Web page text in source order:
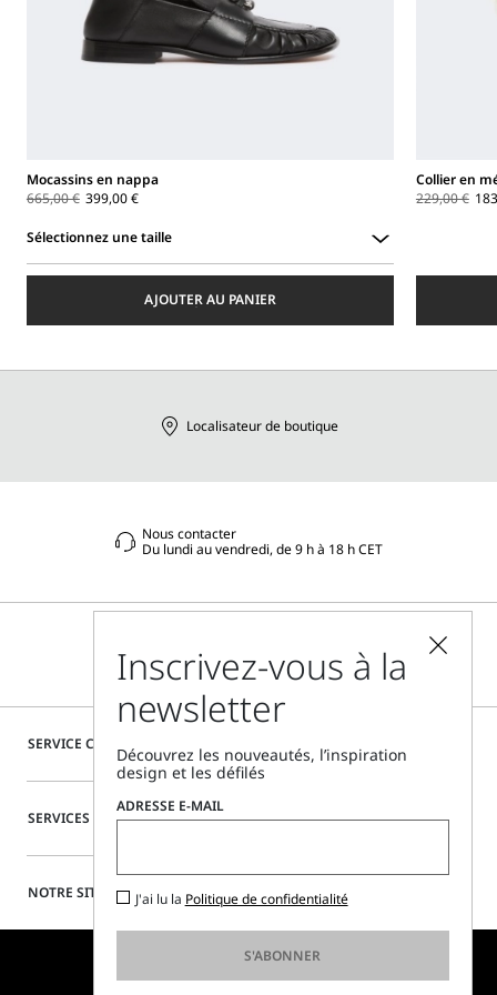
Mocassins en nappa
665,00 € 399,00 €
Sélectionnez une taille
AJOUTER AU PANIER
Collier en
229,00 €
SERVICE CLIENTÈLE
SERVICES SPÉCIAUX
NOTRE SITE
Localisateur de boutique
Nous contacter
Du lundi au vendredi, de 9 h à 18 h CET
Inscrivez-vous à la
newsletter
Découvrez les nouveautés, l’inspiration
design et les défilés
ADRESSE E-MAIL
J'ai lu la Politique de confidentialité
S'ABONNER